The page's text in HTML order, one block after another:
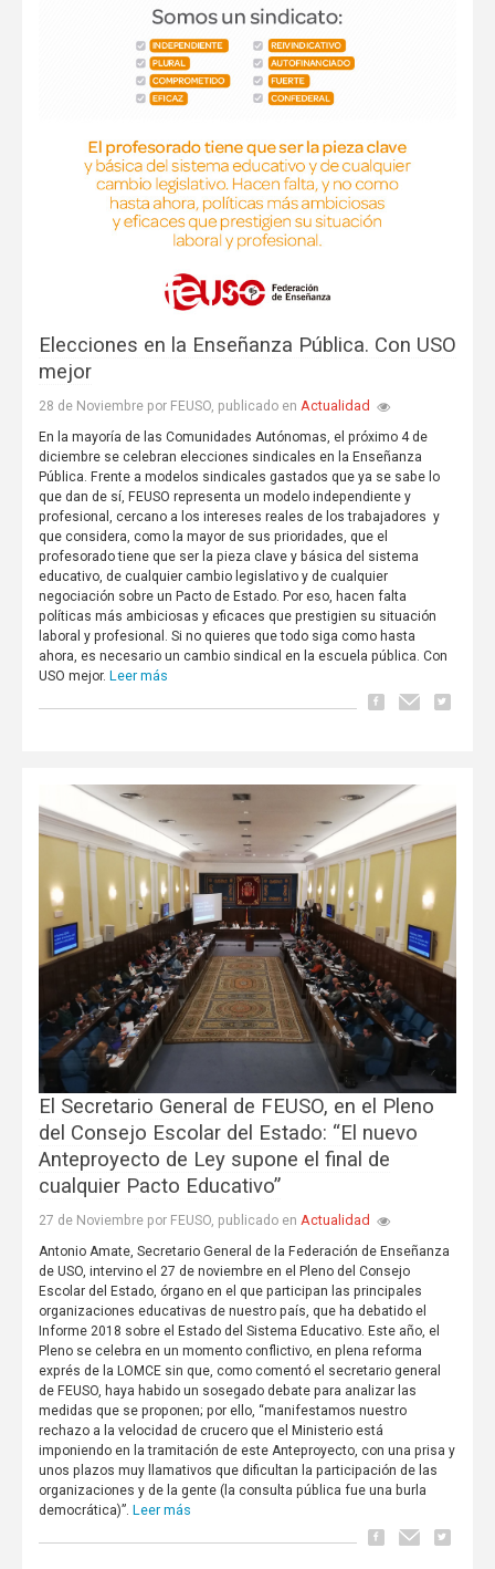
Elecciones en la Enseñanza Pública. Con USO
mejor
28 de Noviembre por FEUSO, publicado en Actualidad
En la mayoría de las Comunidades Autónomas, el próximo 4 de
diciembre se celebran elecciones sindicales en la Enseñanza
Pública. Frente a modelos sindicales gastados que ya se sabe lo
que dan de sí, FEUSO representa un modelo independiente y
profesional, cercano a los intereses reales de los trabajadores y
que considera, como la mayor de sus prioridades, que el
profesorado tiene que ser la pieza clave y básica del sistema
educativo, de cualquier cambio legislativo y de cualquier
negociación sobre un Pacto de Estado. Por eso, hacen falta
políticas más ambiciosas y eficaces que prestigien su situación
laboral y profesional. Si no quieres que todo siga como hasta
ahora, es necesario un cambio sindical en la escuela pública. Con
USO mejor. Leer más
El Secretario General de FEUSO, en el Pleno
del Consejo Escolar del Estado: “El nuevo
Anteproyecto de Ley supone el final de
cualquier Pacto Educativo”
27 de Noviembre por FEUSO, publicado en Actualidad
Antonio Amate, Secretario General de la Federación de Enseñanza
de USO, intervino el 27 de noviembre en el Pleno del Consejo
Escolar del Estado, órgano en el que participan las principales
organizaciones educativas de nuestro país, que ha debatido el
Informe 2018 sobre el Estado del Sistema Educativo. Este año, el
Pleno se celebra en un momento conflictivo, en plena reforma
exprés de la LOMCE sin que, como comentó el secretario general
de FEUSO, haya habido un sosegado debate para analizar las
medidas que se proponen; por ello, “manifestamos nuestro
rechazo a la velocidad de crucero que el Ministerio está
imponiendo en la tramitación de este Anteproyecto, con una prisa y
unos plazos muy llamativos que dificultan la participación de las
organizaciones y de la gente (la consulta pública fue una burla
democrática)”. Leer más